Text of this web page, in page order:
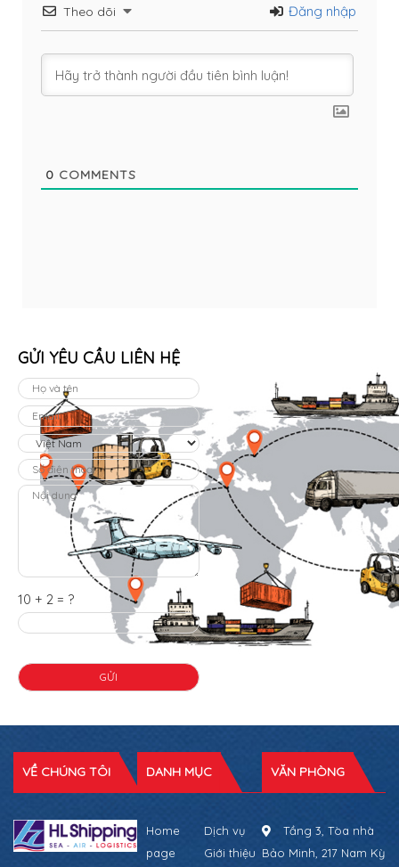
Theo dõi Đăng nhập
0 COMMENTS
GỬI YÊU CẦU LIÊN HỆ
10 + 2 = ?
VỀ CHÚNG TÔI DANH MỤC
Home
page
Dịch vụ
Giới thiệu
VĂN PHÒNG
Tầng 3, Tòa nhà
Bảo Minh, 217 Nam Kỳ